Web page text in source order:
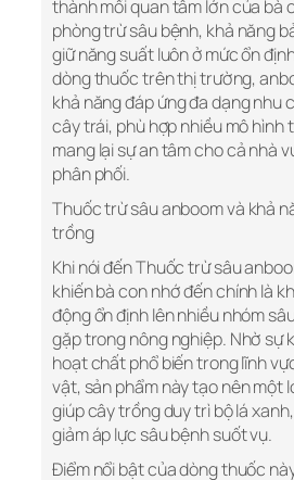
thành mối quan tâm lớn của bà
phòng trừ sâu bệnh, khả năng
giữ năng suất luôn ở mức ổn
dòng thuốc trên thị trường,
khả năng đáp ứng đa dạng nhu
cây trái, phù hợp nhiều mô hình
mang lại sự an tâm cho cả nhà
phân phối.
Thuốc trừ sâu anboom và khả
trồng
Khi nói đến Thuốc trừ sâu
khiến bà con nhớ đến chính là
động ổn định lên nhiều nhóm
gặp trong nông nghiệp. Nhờ sự
hoạt chất phổ biến trong lĩnh
vật, sản phẩm này tạo nên một
giúp cây trồng duy trì bộ lá
giảm áp lực sâu bệnh suốt vụ.
Điểm nổi bật của dòng thuốc